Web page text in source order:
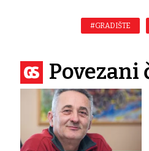
#GRADIŠTE
Povezani